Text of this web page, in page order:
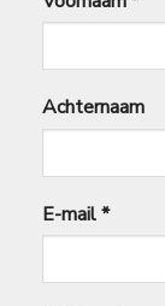
Achternaam
E-mail*